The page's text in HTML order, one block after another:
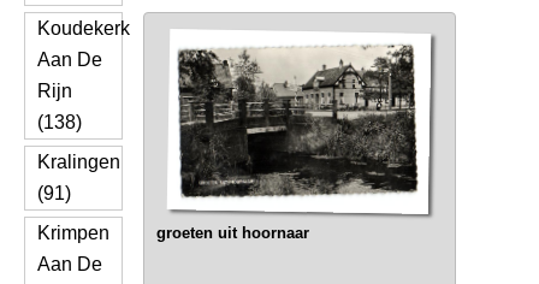
Koudekerk
Aan De
Rijn
(138)
Kralingen
(91)
Krimpen
Aan De
groeten uit hoornaar